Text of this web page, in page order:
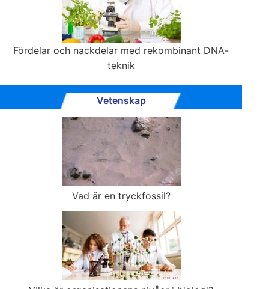
Fördelar och nackdelar med rekombinant DNA-
teknik
Vetenskap
Vad är en tryckfossil?